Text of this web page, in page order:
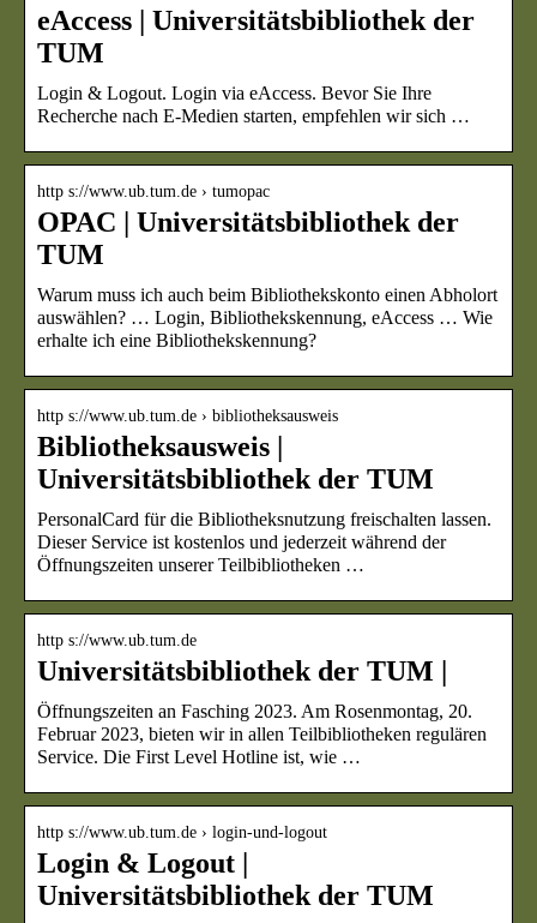
eAccess | Universitätsbibliothek der
TUM
Login & Logout. Login via eAccess. Bevor Sie Ihre
Recherche nach E-Medien starten, empfehlen wir sich …
http s://www.ub.tum.de › tumopac
OPAC | Universitätsbibliothek der
TUM
Warum muss ich auch beim Bibliothekskonto einen Abholort
auswählen? … Login, Bibliothekskennung, eAccess … Wie
erhalte ich eine Bibliothekskennung?
http s://www.ub.tum.de › bibliotheksausweis
Bibliotheksausweis |
Universitätsbibliothek der TUM
PersonalCard für die Bibliotheksnutzung freischalten lassen.
Dieser Service ist kostenlos und jederzeit während der
Öffnungszeiten unserer Teilbibliotheken …
http s://www.ub.tum.de
Universitätsbibliothek der TUM |
Öffnungszeiten an Fasching 2023. Am Rosenmontag, 20.
Februar 2023, bieten wir in allen Teilbibliotheken regulären
Service. Die First Level Hotline ist, wie …
http s://www.ub.tum.de › login-und-logout
Login & Logout |
Universitätsbibliothek der TUM